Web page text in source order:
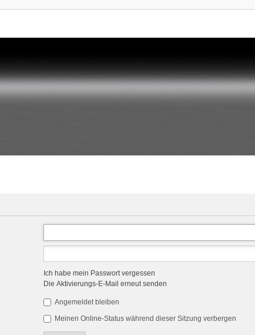
Ich habe mein Passwort vergessen
Die Aktivierungs-E-Mail erneut senden
Angemeldet bleiben
Meinen Online-Status während dieser Sitzung verbergen